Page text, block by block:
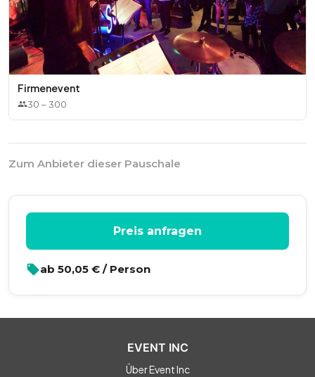
Firmenevent
30 –300
Zum Anbieter dieser Pauschale
Preis anfragen
ab 50,05 € / Person
EVENT INC
Über Event Inc